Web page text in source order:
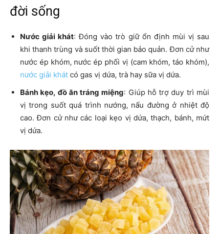
đời sống
Nước giải khát: Đóng vào trò giữ ổn định mùi vị sau
khi thanh trùng và suốt thời gian bảo quản. Đơn cử như
nước ép khóm, nước ép phối vị (cam khóm, táo khóm),
nước giải khát có gas vị dứa, trà hay sữa vị dứa.
Bánh kẹo, đồ ăn tráng miệng: Giúp hỗ trợ duy trì mùi
vị trong suốt quá trình nướng, nấu đường ở nhiệt độ
cao. Đơn cử như các loại kẹo vị dứa, thạch, bánh, mứt
vị dứa.